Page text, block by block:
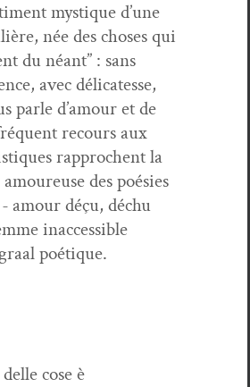
mys­tique d’une
née des choses qui
du néant” : sans
avec déli­catesse,
par­le d’amour et de
recours aux
rap­prochent la
des poésies
amour déçu, déchu
inac­ces­si­ble
poétique.
cose è